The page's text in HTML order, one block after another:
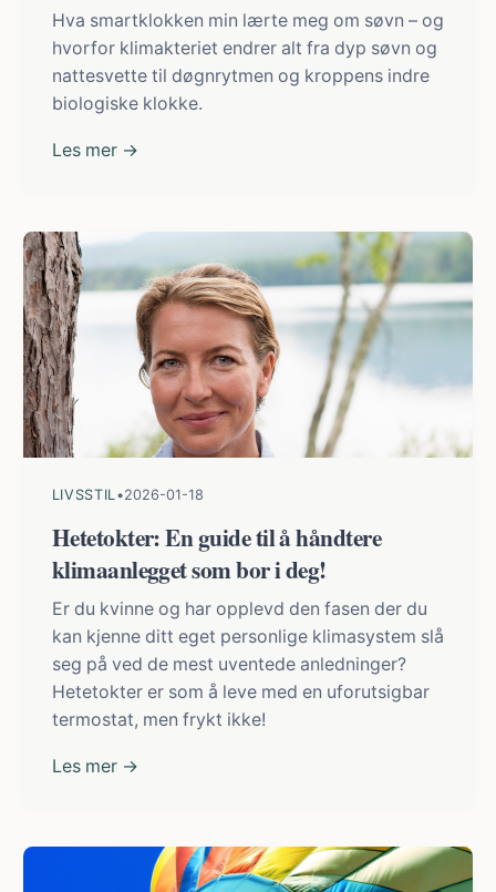
Hva smartklokken min lærte meg om søvn – og
hvorfor klimakteriet endrer alt fra dyp søvn og
nattesvette til døgnrytmen og kroppens indre
biologiske klokke.
Les mer →
LIVSSTIL•2026-01-18
Hetetokter: En guide til å håndtere
klimaanlegget som bor i deg!
Er du kvinne og har opplevd den fasen der du
kan kjenne ditt eget personlige klimasystem slå
seg på ved de mest uventede anledninger?
Hetetokter er som å leve med en uforutsigbar
termostat, men frykt ikke!
Les mer →